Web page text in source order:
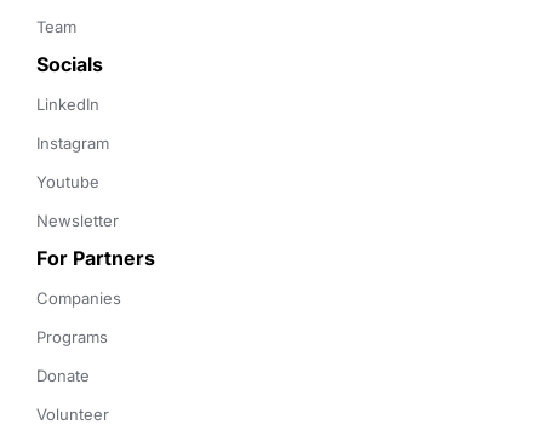
Team
Socials
LinkedIn
Instagram
Youtube
Newsletter
For Partners
Companies
Programs
Donate
Volunteer